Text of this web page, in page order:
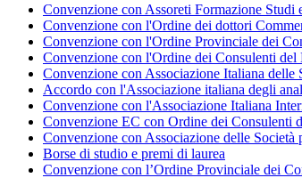
Convenzione con Assoreti Formazione Studi
Convenzione con l'Ordine dei dottori
Convenzione con l'Ordine Provinciale dei
Convenzione con l'Ordine dei Consulenti
Convenzione con Associazione Italiana
Accordo con l'Associazione italiana degli
Convenzione con l'Associazione Italiana
Convenzione EC con Ordine dei Consulenti
Convenzione con Associazione delle
Borse di studio e premi di laurea
Convenzione con l’Ordine Provinciale dei